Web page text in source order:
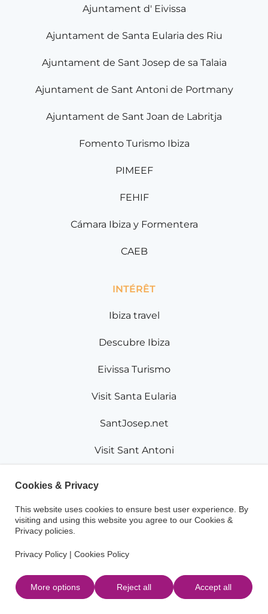
Ajuntament d' Eivissa
Ajuntament de Santa Eularia des Riu
Ajuntament de Sant Josep de sa Talaia
Ajuntament de Sant Antoni de Portmany
Ajuntament de Sant Joan de Labritja
Fomento Turismo Ibiza
PIMEEF
FEHIF
Cámara Ibiza y Formentera
CAEB
INTÉRÊT
Ibiza travel
Descubre Ibiza
Eivissa Turismo
Visit Santa Eularia
SantJosep.net
Visit Sant Antoni
Avertissement légal
Politique de cookies
Politique de confidentialité
Téléchargements
Cookies & Privacy
This website uses cookies to ensure best user experience. By
visiting and using this website you agree to our Cookies &
Privacy policies.
Privacy Policy | Cookies Policy
More options Reject all Accept all